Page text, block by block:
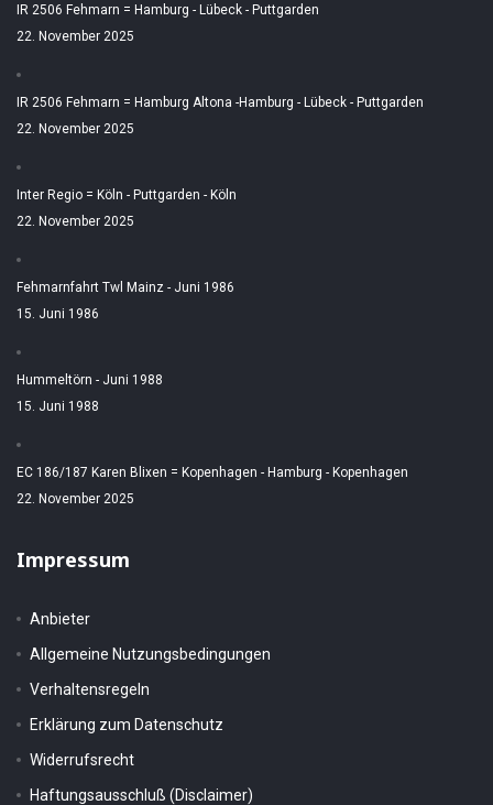
IR 2506 Fehmarn = Hamburg - Lübeck - Puttgarden
22. November 2025
IR 2506 Fehmarn = Hamburg Altona -Hamburg - Lübeck - Puttgarden
22. November 2025
Inter Regio = Köln - Puttgarden - Köln
22. November 2025
Fehmarnfahrt Twl Mainz - Juni 1986
15. Juni 1986
Hummeltörn - Juni 1988
15. Juni 1988
EC 186/187 Karen Blixen = Kopenhagen - Hamburg - Kopenhagen
22. November 2025
Impressum
Anbieter
Allgemeine Nutzungsbedingungen
Verhaltensregeln
Erklärung zum Datenschutz
Widerrufsrecht
Haftungsausschluß (Disclaimer)